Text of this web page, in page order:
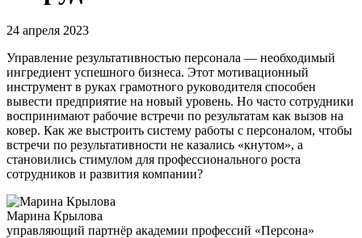
24 апреля 2023
Управление результативностью персонала — необходимый
ингредиент успешного бизнеса. Этот мотивационный
инструмент в руках грамотного руководителя способен
вывести предприятие на новый уровень. Но часто сотрудники
воспринимают рабочие встречи по результатам как вызов на
ковер. Как же выстроить систему работы с персоналом, чтобы
встречи по результативности не казались «кнутом», а
становились стимулом для профессионального роста
сотрудников и развития компании?
Марина Крылова
управляющий партнёр академии профессий «Персона»